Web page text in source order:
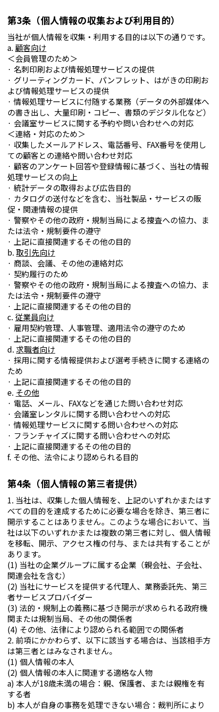
第3条（個人情報の収集および利用目的）
当社が個人情報を収集・利用する目的は以下の通りです。
a. 顧客向け
＜会員管理のため＞
· 名刺印刷および情報処理サービスの提供
· グリーティングカード、パンフレット、はがきの印刷お
よび情報処理サービスの提供
· 情報処理サービスに付随する業務（データの外部媒体へ
の書き出し、大量印刷・コピー、書類のデジタル化など）
· 会議室サービスに関する予約や問い合わせへの対応
＜連絡・対応のため＞
· 収集したメールアドレス、電話番号、FAX番号を使用し
ての顧客との連絡や問い合わせ対応
· 顧客のアンケート回答や登録情報に基づく、当社の情報
処理サービスの向上
· 統計データの取得および広告目的
· カタログの送付などを含む、当社製品・サービスの販
促・関連情報の提供
· 警察やその他の政府・規制当局による捜査への協力、ま
たは法令・規制要件の遵守
· 上記に直接関連するその他の目的
b. 取引先向け
· 商談、会議、その他の連絡対応
· 契約履行のため
· 警察やその他の政府・規制当局による捜査への協力、ま
たは法令・規制要件の遵守
· 上記に直接関連するその他の目的
c. 従業員向け
· 雇用契約管理、人事管理、適用法令の遵守のため
· 上記に直接関連するその他の目的
d. 求職者向け
· 採用に関する情報提供および選考手続きに関する連絡の
ため
· 上記に直接関連するその他の目的
e. その他
· 電話、メール、FAXなどを通じた問い合わせ対応
· 会議室レンタルに関する問い合わせへの対応
· 情報処理サービスに関する問い合わせへの対応
· フランチャイズに関する問い合わせへの対応
· 上記に直接関連するその他の目的
f. その他、法令により認められる目的
第4条（個人情報の第三者提供）
1. 当社は、収集した個人情報を、上記のいずれかまたはす
べての目的を達成するために必要な場合を除き、第三者に
開示することはありません。このような場合において、当
社は以下のいずれかまたは複数の第三者に対し、個人情報
を移転、開示、アクセス権の付与、または共有することが
あります。
(1) 当社の企業グループに属する企業（親会社、子会社、
関連会社を含む）
(2) 当社にサービスを提供する代理人、業務委託先、第三
者サービスプロバイダー
(3) 法的・規制上の義務に基づき開示が求められる政府機
関または規制当局、その他の関係者
(4) その他、法律により認められる範囲での関係者
2. 前項にかかわらず、以下に該当する場合は、当該相手方
は第三者とはみなされません。
(1) 個人情報の本人
(2) 個人情報の本人に関連する適格な人物
a) 本人が18歳未満の場合：親、保護者、または親権を有
する者
b) 本人が自身の事務を処理できない場合：裁判所により